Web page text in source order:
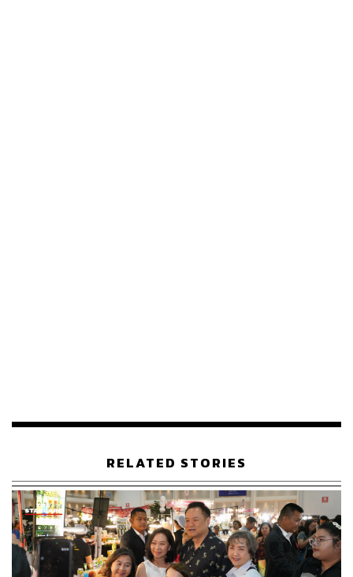
นายกรัฐมนตรียังสั่งการให้รัฐมนตรีว่าการกระทรวง
ศึกษาธิการบรรจุเรื่องการปฏิบัติตนในขณะแผ่นดินไหว และ
การเกิดอุบัติภัยต่างๆ เข้าไปในแบบการเรียนการศึกษาของ
เด็กและเยาวชน เนื่องจากที่ผ่านมาประเทศไทยไม่เคยมี
การเตรียมความพร้อมในเรื่องนี้ และไม่เคยเกิดเหตุใน
ลักษณะเช่นนี้มาก่อน
RELATED STORIES